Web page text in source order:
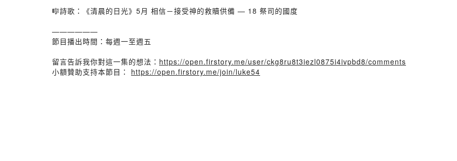
🎼詩歌：《清晨的日光》5月 相信－接受神的救贖供備 — 18 祭司的國度
——————
節目播出時間：每週一至週五
留言告訴我你對這一集的想法： https://open.firstory.me/user/ckg8ru8t3iezl0875i4ivpbd8/comments
小額贊助支持本節目： https://open.firstory.me/join/luke54